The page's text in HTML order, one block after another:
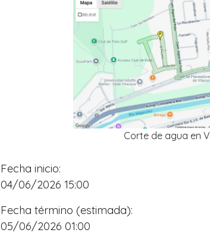
Corte de agua en
Fecha inicio:
04/06/2026 15:00
Fecha término (estimada):
05/06/2026 01:00